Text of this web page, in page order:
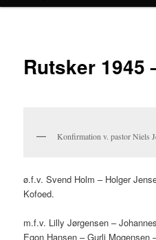
Rutsker 1945
Konfirmation v. pastor Niels
ø.f.v. Svend Holm – Holger
Kofoed.
m.f.v. Lilly Jørgensen –
Egon Hansen – Gurli Mogensen